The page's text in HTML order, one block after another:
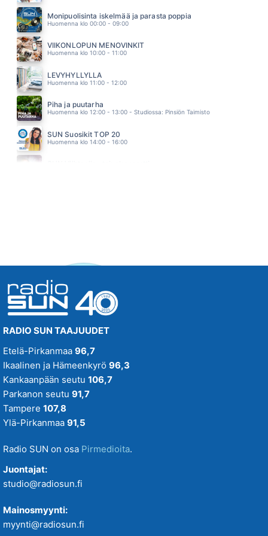
ELLIMEI & KAUKUA
03.34
Monipuolisinta iskelmää ja parasta poppia
Huomenna klo 00:00 - 09:00
VIIKONLOPUN MENOVINKIT
Huomenna klo 10:00 - 11:00
LEVYHYLLYLLÄ
Huomenna klo 11:00 - 12:00
Piha ja puutarha
Huomenna klo 12:00 - 13:00 - Studiossa: Pinsiön Taimisto
SUN Suosikit TOP 20
Huomenna klo 14:00 - 16:00
RADIO SUN TAAJUUDET
Etelä-Pirkanmaa 96,7
Ikaalinen ja Hämeenkyrö 96,3
Kankaanpään seutu 106,7
Parkanon seutu 91,7
Tampere 107,8
Ylä-Pirkanmaa 91,5
Radio SUN on osa Pirmedioita.
Juontajat:
studio@radiosun.fi
Mainosmyynti:
myynti@radiosun.fi